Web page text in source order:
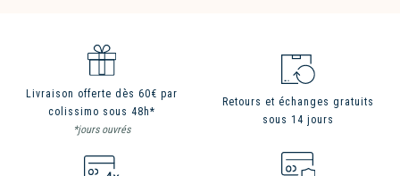
Livraison offerte dès 60€ par
colissimo sous 48h*
*jours ouvrés
Retours et échanges gratuits
sous 14 jours